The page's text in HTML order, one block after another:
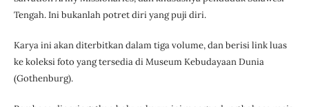
Tengah. Ini bukanlah potret diri yang puji diri.
Karya ini akan diterbitkan dalam tiga volume, dan berisi link luas
ke koleksi foto yang tersedia di Museum Kebudayaan Dunia
(Gothenburg).